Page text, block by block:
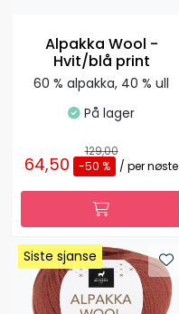
Alpakka Wool -
Hvit/blå print
60 % alpakka, 40 % ull
På lager
129,00
64,50 -50 % / per nøste
Siste sjanse
Siste sjanse
Siste sjanse
Siste sjanse
Siste sjanse